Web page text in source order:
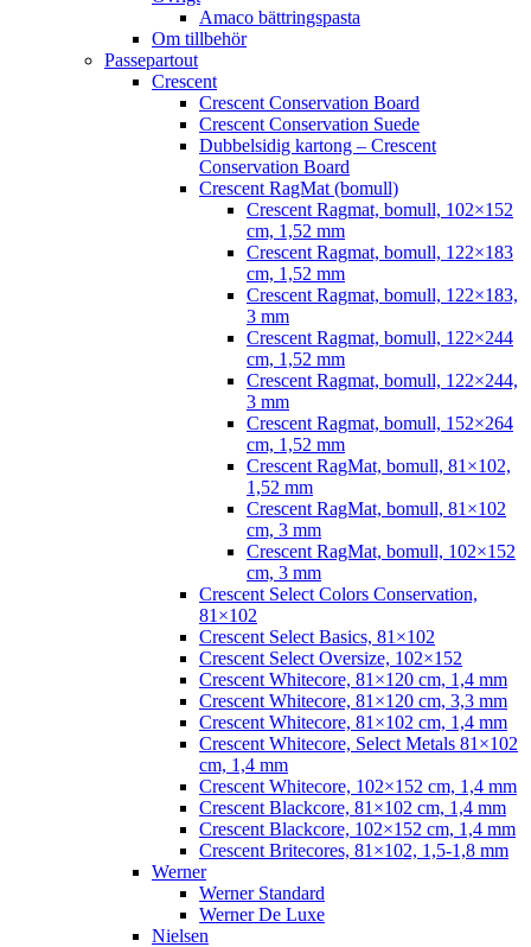
Amaco bättringspasta
Om tillbehör
Passepartout
Crescent
Crescent Conservation Board
Crescent Conservation Suede
Dubbelsidig kartong – Crescent
Conservation Board
Crescent RagMat (bomull)
Crescent Ragmat, bomull, 102×152
cm, 1,52 mm
Crescent Ragmat, bomull, 122×183
cm, 1,52 mm
Crescent Ragmat, bomull, 122×183,
3 mm
Crescent Ragmat, bomull, 122×244
cm, 1,52 mm
Crescent Ragmat, bomull, 122×244,
3 mm
Crescent Ragmat, bomull, 152×264
cm, 1,52 mm
Crescent RagMat, bomull, 81×102,
1,52 mm
Crescent RagMat, bomull, 81×102
cm, 3 mm
Crescent RagMat, bomull, 102×152
cm, 3 mm
Crescent Select Colors Conservation,
81×102
Crescent Select Basics, 81×102
Crescent Select Oversize, 102×152
Crescent Whitecore, 81×120 cm, 1,4 mm
Crescent Whitecore, 81×120 cm, 3,3 mm
Crescent Whitecore, 81×102 cm, 1,4 mm
Crescent Whitecore, Select Metals 81×102
cm, 1,4 mm
Crescent Whitecore, 102×152 cm, 1,4 mm
Crescent Blackcore, 81×102 cm, 1,4 mm
Crescent Blackcore, 102×152 cm, 1,4 mm
Crescent Britecores, 81×102, 1,5-1,8 mm
Werner
Werner Standard
Werner De Luxe
Nielsen